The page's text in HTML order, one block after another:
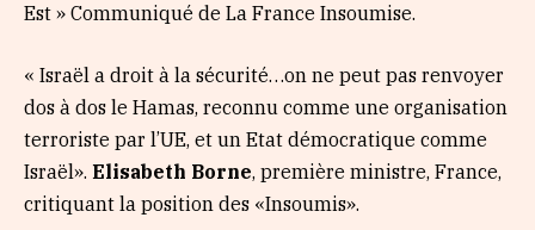
Est » Communiqué de La France Insoumise.
« Israël a droit à la sécurité…on ne peut pas renvoyer
dos à dos le Hamas, reconnu comme une organisation
terroriste par l’UE, et un Etat démocratique comme
Israël». Elisabeth Borne, première ministre, France,
critiquant la position des «Insoumis».